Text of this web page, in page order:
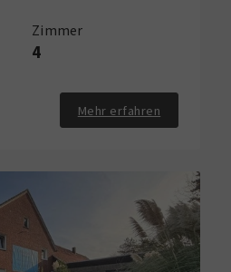
Zimmer
4
Mehr erfahren